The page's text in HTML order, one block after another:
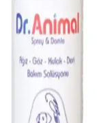
ve dikkat edilmesi
Kedinizin sağlığı
Böcek İlacı
Rehberi ile Ev
Ev ve bahçede
kullanımı için
doğru uygulama